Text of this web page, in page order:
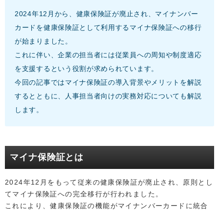
2024年12月から、健康保険証が廃止され、マイナンバー
カードを健康保険証として利用するマイナ保険証への移行
が始まりました。
これに伴い、企業の担当者には従業員への周知や制度適応
を支援するという役割が求められています。
今回の記事ではマイナ保険証の導入背景やメリットを解説
するとともに、人事担当者向けの実務対応についても解説
します。
マイナ保険証とは
2024年12月をもって従来の健康保険証が廃止され、原則とし
てマイナ保険証への完全移行が行われました。
これにより、健康保険証の機能がマイナンバーカードに統合